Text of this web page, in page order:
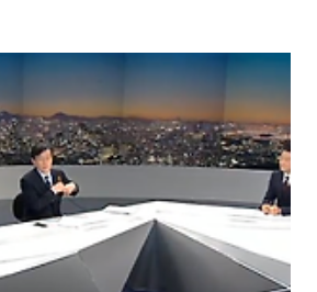
스(1984), 하이랜더(1986), 웨인즈 월드
음악에 대해 이야기 나눠보았습니다. [관련
카페Queen Forever 페이스북 다정한 영
스튜디오에서 이뤄졌습니다.그럼 용산FM 피
화음악 10회를..